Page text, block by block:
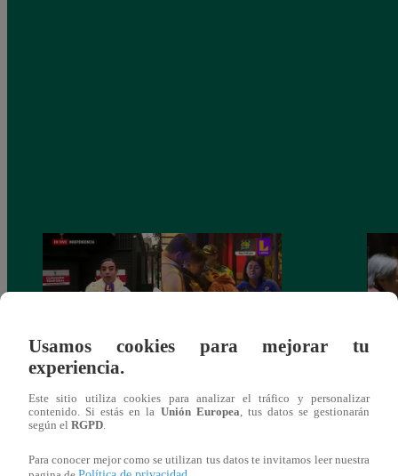
Cantante Jaime Carmona asesinado: todo
lo que sabe de la muerte del exparticipante
Usamos cookies para mejorar tu
experiencia.
Este sitio utiliza cookies para analizar el tráfico y personalizar
contenido. Si estás en la Unión Europea, tus datos se gestionarán
según el RGPD.
Para conocer mejor como se utilizan tus datos te invitamos leer nuestra